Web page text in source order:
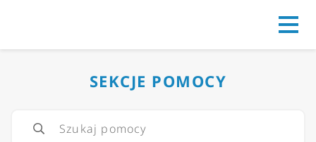
SEKCJE POMOCY